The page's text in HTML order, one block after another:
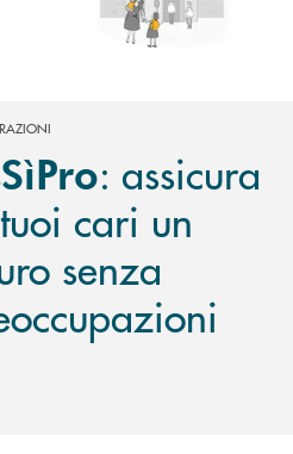
: assicura
cari un
senza